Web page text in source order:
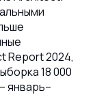
Report 2024,
18 000
январь–